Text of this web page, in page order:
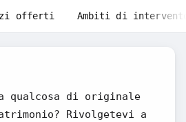
offerti Ambiti di
a qualcosa di originale
Rivolgetevi a